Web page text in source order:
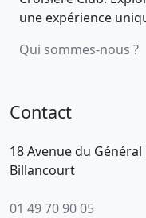
une expérience
Qui sommes-nous ?
Contact
18 Avenue du
Billancourt
01 49 70 90 05